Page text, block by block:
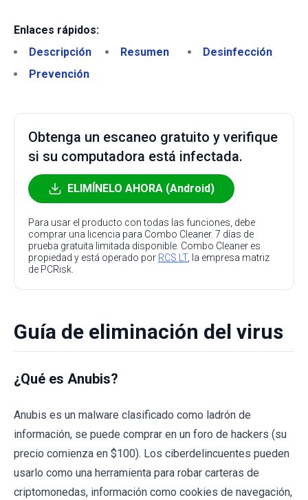
Enlaces rápidos:
Descripción
Resumen
Desinfección
Prevención
Obtenga un escaneo gratuito y verifique
si su computadora está infectada.
ELIMÍNELO AHORA (Android)
Para usar el producto con todas las funciones, debe
comprar una licencia para Combo Cleaner. 7 días de
prueba gratuita limitada disponible. Combo Cleaner es
propiedad y está operado por RCS LT, la empresa matriz
de PCRisk.
Guía de eliminación del virus
¿Qué es Anubis?
Anubis es un malware clasificado como ladrón de
información, se puede comprar en un foro de hackers (su
precio comienza en $100). Los ciberdelincuentes pueden
usarlo como una herramienta para robar carteras de
criptomonedas, información como cookies de navegación,